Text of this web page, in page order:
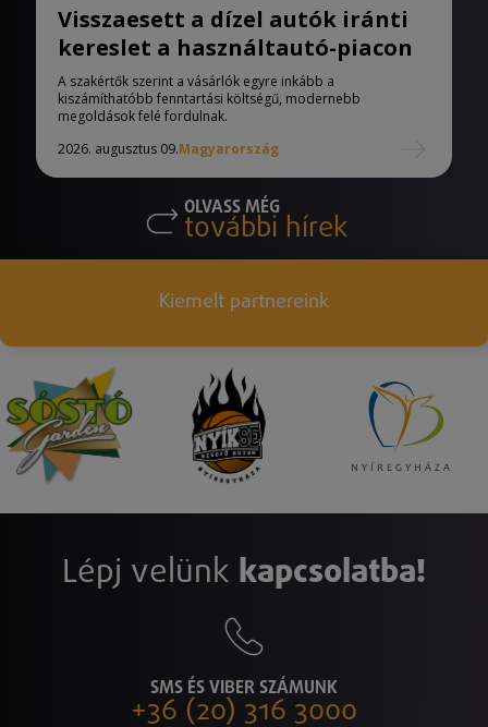
Visszaesett a dízel autók iránti
kereslet a használtautó-piacon
A szakértők szerint a vásárlók egyre inkább a
kiszámíthatóbb fenntartási költségű, modernebb
megoldások felé fordulnak.
2026. augusztus 09.Magyarország
OLVASS MÉG
további hírek
Kiemelt partnereink
Lépj velünk kapcsolatba!
SMS ÉS VIBER SZÁMUNK
+36 (20) 316 3000